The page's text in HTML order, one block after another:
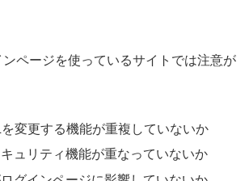
ページを使っているサイトでは注意が
変更する機能が重複していないか
ュリティ機能が重なっていないか